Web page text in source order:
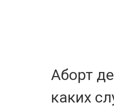
Аборт
каких